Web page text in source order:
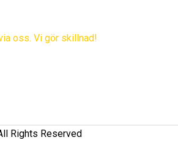
oss. Vi gör skillnad!
Rights Reserved